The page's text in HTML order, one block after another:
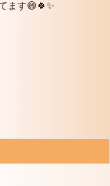
ます😄🍀✨